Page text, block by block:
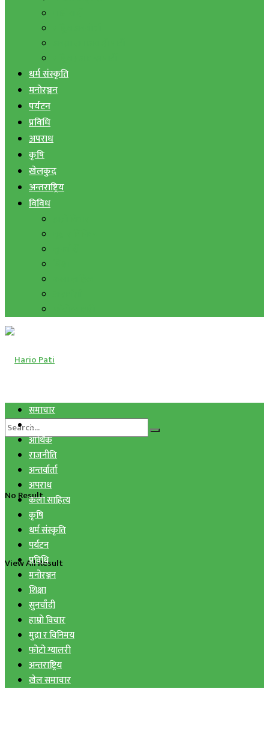
धर्म संस्कृति
मनोरञ्जन
पर्यटन
प्रविधि
अपराध
कृषि
खेलकुद
अन्तराष्ट्रिय
विविध
No Result
View All Result
समाचार
स्वास्थ्य
आर्थिक
राजनीति
अन्तर्वार्ता
अपराध
कला साहित्य
कृषि
धर्म संस्कृति
पर्यटन
प्रविधि
मनोरञ्जन
शिक्षा
सुनचाँदी
हाम्रो विचार
मुद्रा र विनिमय
फोटो ग्यालरी
अन्तराष्ट्रिय
खेल समाचार